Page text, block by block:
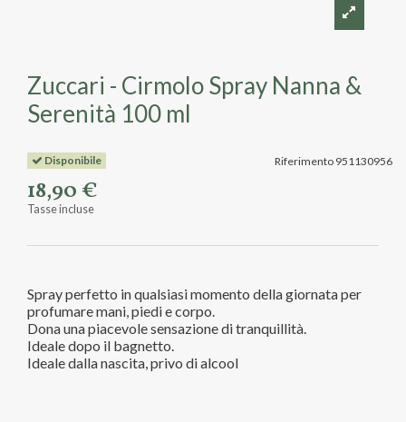
Zuccari - Cirmolo Spray Nanna &
Serenità 100 ml
Riferimento 951130956
Disponibile
18,90 €
Tasse incluse
Spray perfetto in qualsiasi momento della giornata per
profumare mani, piedi e corpo.
Dona una piacevole sensazione di tranquillità.
Ideale dopo il bagnetto.
Ideale dalla nascita, privo di alcool